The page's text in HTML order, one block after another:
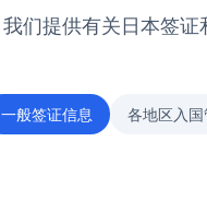
我们提供有关日本签证
一般签证信息 各地区入